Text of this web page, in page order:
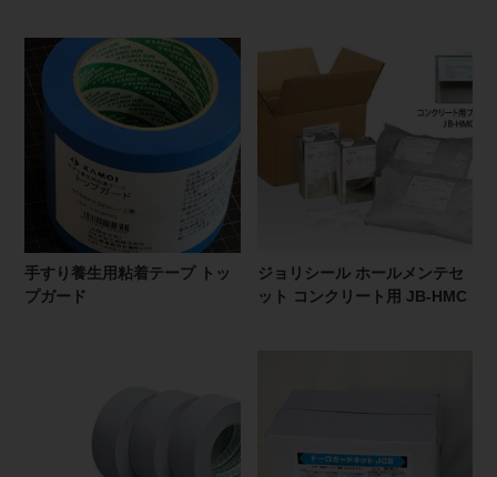
手すり養生用粘着テープ トッ
プガード
ジョリシール ホールメンテセ
ット コンクリート用 JB-HMC